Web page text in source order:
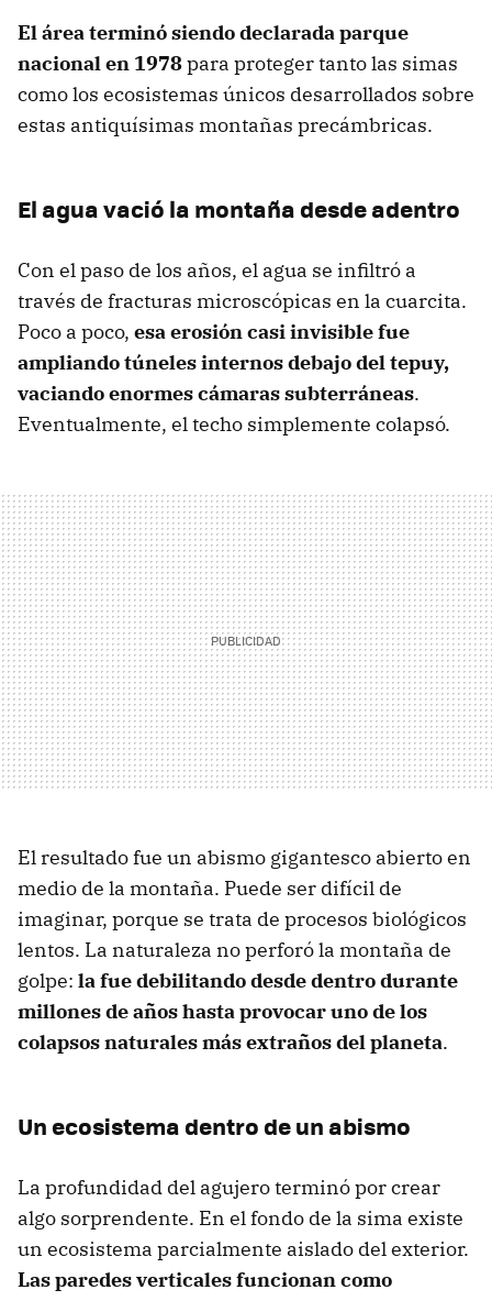
El área terminó siendo declarada parque
nacional en 1978para proteger tanto las simas
como los ecosistemas únicos desarrollados sobre
estas antiquísimas montañas precámbricas.
El agua vació la montaña desde adentro
Con el paso de los años, el agua se infiltró a
través de fracturas microscópicas en la cuarcita.
Poco a poco, esa erosión casi invisible fue
ampliando túneles internos debajo del tepuy,
vaciando enormes cámaras subterráneas.
Eventualmente, el techo simplemente colapsó.
El resultado fue un abismo gigantesco abierto en
medio de la montaña. Puede ser difícil de
imaginar, porque se trata de procesos biológicos
lentos. La naturaleza no perforó la montaña de
golpe: la fue debilitando desde dentro durante
millones de años hasta provocar uno de los
colapsos naturales más extraños del planeta.
Un ecosistema dentro de un abismo
La profundidad del agujero terminó por crear
algo sorprendente. En el fondo de la sima existe
un ecosistema parcialmente aislado del exterior.
Las paredes verticales funcionan como